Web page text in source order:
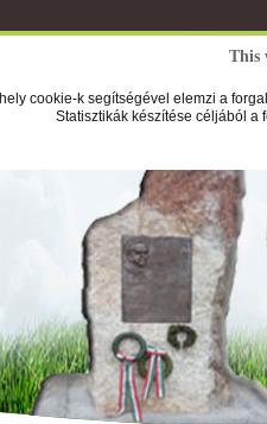
This
cookie-k segítségével elemzi a
Statisztikák készítése céljából a